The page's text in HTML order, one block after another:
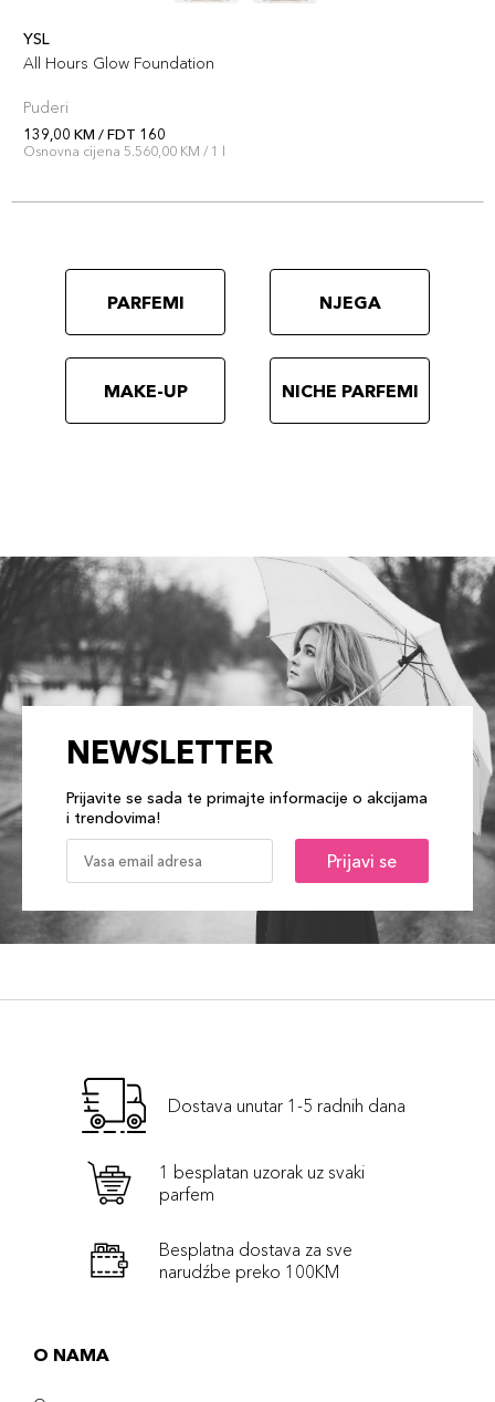
YSL
All Hours Glow Foundation
Puderi
139,00 KM / FDT 160
Osnovna cijena 5.560,00 KM / 1 l
PARFEMI NJEGA
MAKE-UP NICHE PARFEMI
NEWSLETTER
Prijavite se sada te primajte informacije o akcijama
i trendovima!
Prijavi se
Dostava unutar 1-5 radnih dana
1 besplatan uzorak uz svaki
parfem
Besplatna dostava za sve
narudźbe preko 100KM
O NAMA